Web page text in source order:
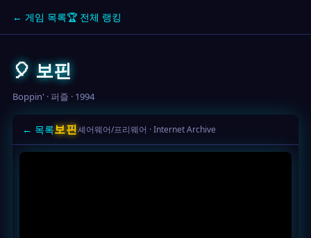
← 게임 목록🏆 전체 랭킹
🎈 보핀
Boppin' · 퍼즐 · 1994